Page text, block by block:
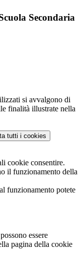
Secondaria
si avvalgono di
finalità illustrate nella
tutti i cookies
cookie consentire.
il funzionamento della
funzionamento potete
essere
pagina della cookie